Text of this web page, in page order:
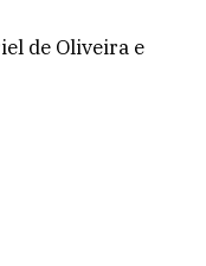
de Oliveira e